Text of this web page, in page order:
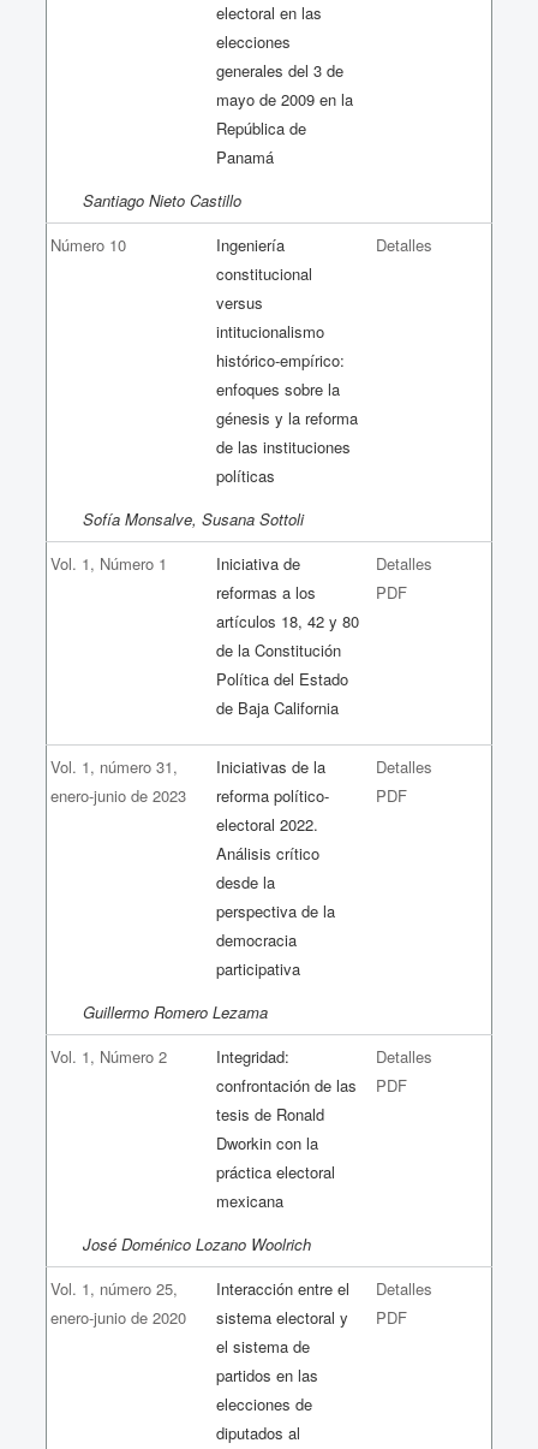
electoral en las
elecciones
generales del 3 de
mayo de 2009 en la
República de
Panamá
Santiago Nieto Castillo
Número 10
Ingeniería
constitucional
versus
intitucionalismo
histórico-empírico:
enfoques sobre la
génesis y la reforma
de las instituciones
políticas
Detalles
Sofía Monsalve, Susana Sottoli
Vol. 1, Número 1
Iniciativa de
reformas a los
artículos 18, 42 y 80
de la Constitución
Política del Estado
de Baja California
Detalles
PDF
Vol. 1, número 31,
enero-junio de 2023
Iniciativas de la
reforma político-
electoral 2022.
Análisis crítico
desde la
perspectiva de la
democracia
participativa
Detalles
PDF
Guillermo Romero Lezama
Vol. 1, Número 2
Integridad:
confrontación de las
tesis de Ronald
Dworkin con la
práctica electoral
mexicana
Detalles
PDF
José Doménico Lozano Woolrich
Vol. 1, número 25,
enero-junio de 2020
Interacción entre el
sistema electoral y
el sistema de
partidos en las
elecciones de
diputados al
Detalles
PDF